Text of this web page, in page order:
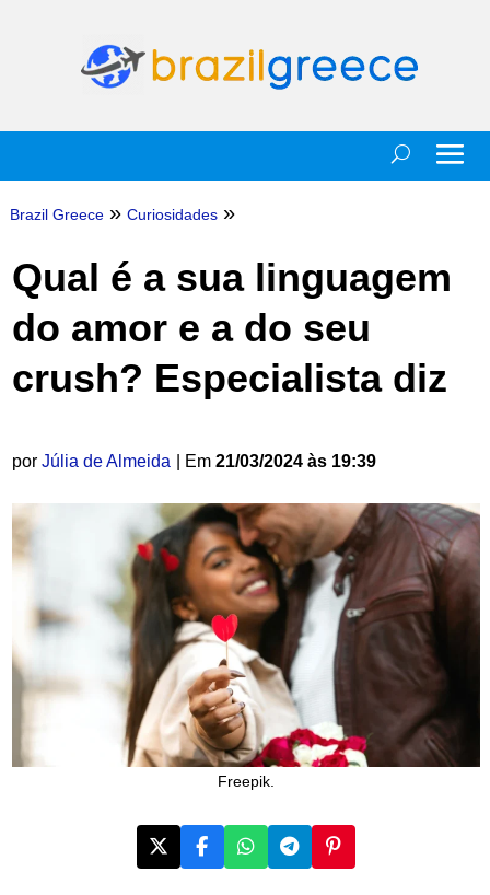
Brazil Greece » Curiosidades »
Qual é a sua linguagem
do amor e a do seu
crush? Especialista diz
por Júlia de Almeida | Em 21/03/2024 às 19:39
Freepik.